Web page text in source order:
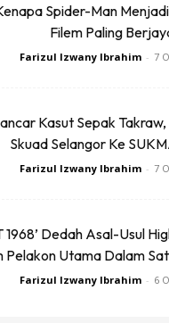
(Hal Ehwal Agama),
Spider-Man
Filem Paling
Farizul Izwany Ibrahim - 7
Kasut Sepak
Skuad Selangor Ke
Farizul Izwany Ibrahim - 7
1968’ Dedah Asal-Usul
Pelakon Utama Dalam
Farizul Izwany Ibrahim - 6